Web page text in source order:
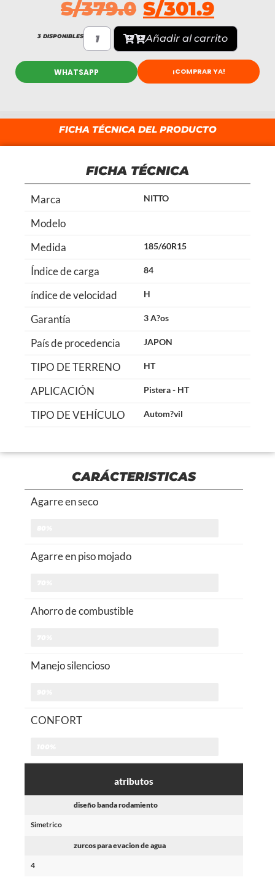
S/379.0 S/301.9
3 DISPONIBLES Añadir al carrito
WHATSAPP ¡COMPRAR YA!
FICHA TÉCNICA DEL PRODUCTO
FICHA TÉCNICA
Marca NITTO
Modelo
Medida
185/60R15
Índice de carga 84
índice de velocidad H
Garantía 3 A?os
País de procedencia JAPON
TIPO DE TERRENO HT
APLICACIÓN Pistera - HT
TIPO DE VEHÍCULO Autom?vil
CARÁCTERISTICAS
Agarre en seco
Agarre en piso mojado
Ahorro de combustible
Manejo silencioso
CONFORT
atributos
diseño banda rodamiento
Simetrico
zurcos para evacion de agua
4